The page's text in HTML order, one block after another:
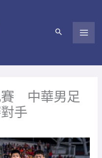
賽 中華男足
手